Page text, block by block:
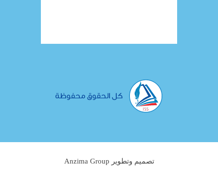
تصميم وتطوير Anzima Group